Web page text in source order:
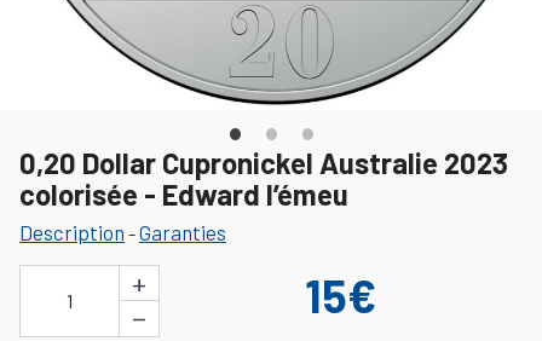
0,20 Dollar Cupronickel Australie 2023
colorisée - Edward l’émeu
Description -Garanties
1
+
−
15€